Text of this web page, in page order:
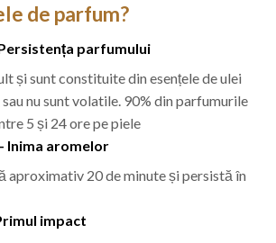
de parfum?
parfumului
și sunt constituite din esențele de ulei
nu sunt volatile. 90% din parfumurile
5 și 24 ore pe piele
Inima aromelor
aproximativ 20 de minute și persistă în
impact